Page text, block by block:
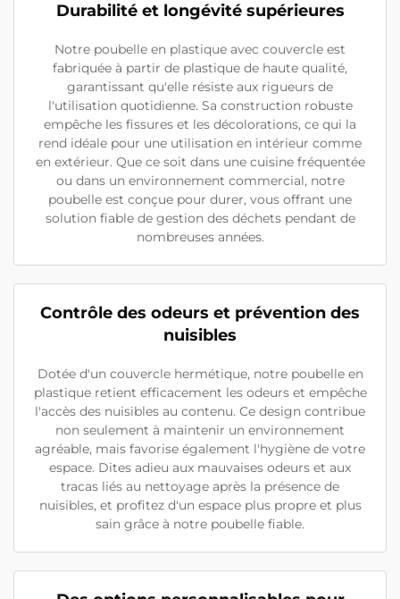
Durabilité et longévité supérieures
Notre poubelle en plastique avec couvercle est
fabriquée à partir de plastique de haute qualité,
garantissant qu'elle résiste aux rigueurs de
l'utilisation quotidienne. Sa construction robuste
empêche les fissures et les décolorations, ce qui la
rend idéale pour une utilisation en intérieur comme
en extérieur. Que ce soit dans une cuisine fréquentée
ou dans un environnement commercial, notre
poubelle est conçue pour durer, vous offrant une
solution fiable de gestion des déchets pendant de
nombreuses années.
Contrôle des odeurs et prévention des
nuisibles
Dotée d'un couvercle hermétique, notre poubelle en
plastique retient efficacement les odeurs et empêche
l'accès des nuisibles au contenu. Ce design contribue
non seulement à maintenir un environnement
agréable, mais favorise également l'hygiène de votre
espace. Dites adieu aux mauvaises odeurs et aux
tracas liés au nettoyage après la présence de
nuisibles, et profitez d'un espace plus propre et plus
sain grâce à notre poubelle fiable.